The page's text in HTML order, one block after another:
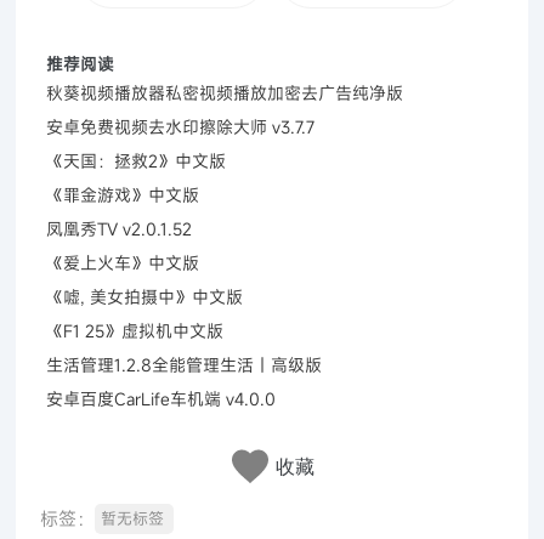
推荐阅读
秋葵视频播放器私密视频播放加密去广告纯净版
安卓免费视频去水印擦除大师 v3.7.7
《天国：拯救2》中文版
《罪金游戏》中文版
凤凰秀TV v2.0.1.52
《爱上火车》中文版
《嘘, 美女拍摄中》中文版
《F1 25》虚拟机中文版
生活管理1.2.8全能管理生活｜高级版
安卓百度CarLife车机端 v4.0.0
收藏
标签： 暂无标签